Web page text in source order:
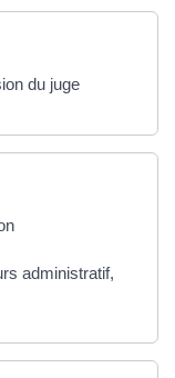
du juge
administratif,